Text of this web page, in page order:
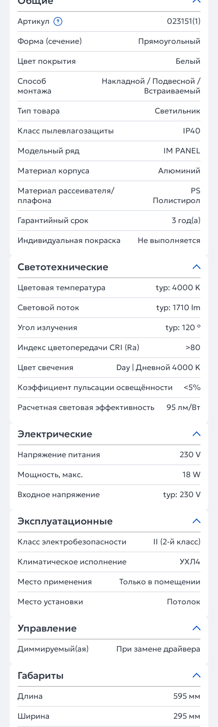
Артикул 023151(1)
Форма (сечение) Прямоугольный
Цвет покрытия Белый
Способ
монтажа
Накладной / Подвесной /
Встраиваемый
Тип товара Светильник
Класс пылевлагозащиты IP40
Модельный ряд IM PANEL
Материал корпуса Алюминий
Материал рассеивателя/
плафона
PS
Полистирол
Гарантийный срок 3 год(а)
Индивидуальная покраска Не выполняется
Светотехнические
Цветовая температура typ: 4000 K
Световой поток typ: 1710 lm
Угол излучения typ: 120 °
Индекс цветопередачи CRI (Ra) >80
Цвет свечения Day | Дневной 4000 K
Коэффициент пульсации освещённости <5%
Расчетная световая эффективность 95 лм/Вт
Электрические
Напряжение питания 230 V
Мощность, макс. 18 W
Входное напряжение typ: 230 V
Эксплуатационные
Класс электробезопасности II (2-й класс)
Климатическое исполнение УХЛ4
Место применения Только в помещении
Место установки Потолок
Управление
Диммируемый(ая) При замене драйвера
Габариты
Длина 595 мм
Ширина 295 мм